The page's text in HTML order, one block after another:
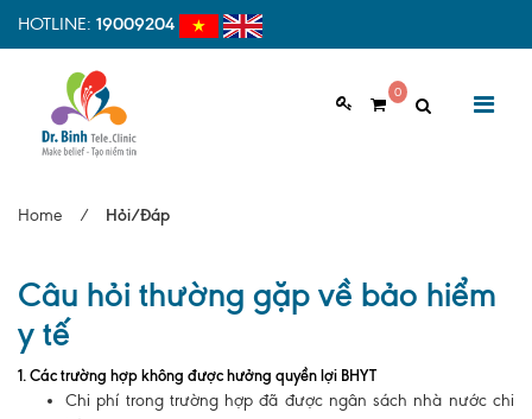
HOTLINE: 19009204
0
Tầm nhìn, sứ mệnh
Đội ngũ y bác sĩ
Home / Hỏi/Đáp
Câu hỏi thường gặp về bảo hiểm
y tế
1. Các trường hợp không được hưởng quyền lợi BHYT
Chi phí trong trường hợp đã được ngân sách nhà nước chi